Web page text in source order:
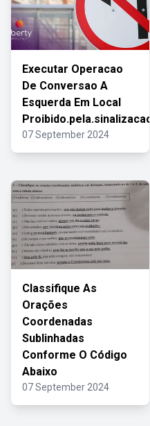
Executar Operacao
De Conversao A
Esquerda Em Local
Proibido.pela.sinalizacao
07 September 2024
Classifique As
Orações
Coordenadas
Sublinhadas
Conforme O Código
Abaixo
07 September 2024